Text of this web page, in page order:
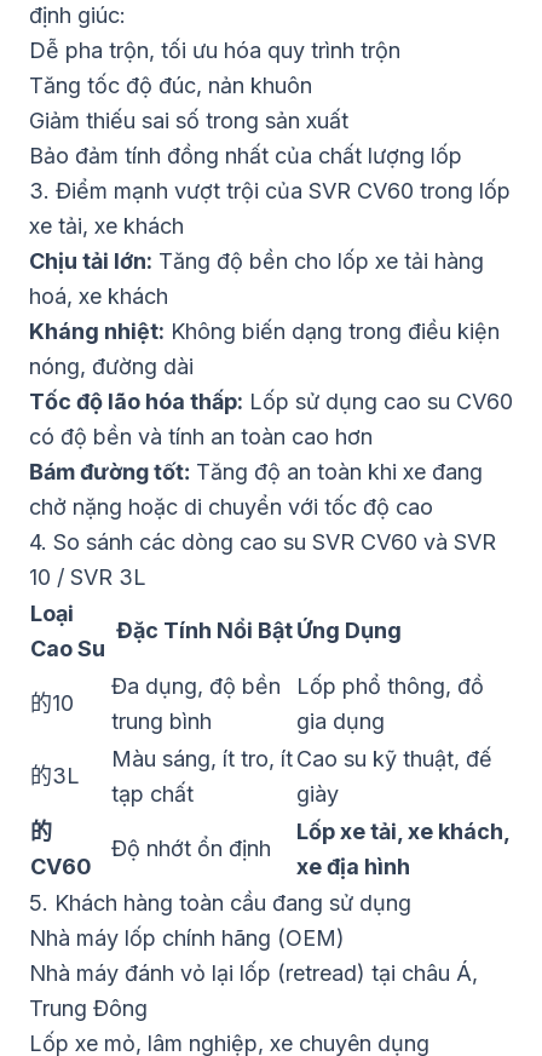
định giúc:
Dễ pha trộn, tối ưu hóa quy trình trộn
Tăng tốc độ đúc, nản khuôn
Giảm thiếu sai số trong sản xuất
Bảo đảm tính đồng nhất của chất lượng lốp
3. Điểm mạnh vượt trội của SVR CV60 trong lốp
xe tải, xe khách
Chịu tải lớn: Tăng độ bền cho lốp xe tải hàng
hoá, xe khách
Kháng nhiệt: Không biến dạng trong điều kiện
nóng, đường dài
Tốc độ lão hóa thấp: Lốp sử dụng cao su CV60
có độ bền và tính an toàn cao hơn
Bám đường tốt: Tăng độ an toàn khi xe đang
chở nặng hoặc di chuyển với tốc độ cao
4. So sánh các dòng cao su SVR CV60 và SVR
10 / SVR 3L
Loại
Cao Su
Đặc Tính Nổi BậtỨng Dụng
的10
Đa dụng, độ bền
trung bình
Lốp phổ thông, đồ
gia dụng
的3L
Màu sáng, ít tro, ít
tạp chất
Cao su kỹ thuật, đế
giày
的
CV60
Độ nhớt ổn định
Lốp xe tải, xe khách,
xe địa hình
5. Khách hàng toàn cầu đang sử dụng
Nhà máy lốp chính hãng (OEM)
Nhà máy đánh vỏ lại lốp (retread) tại châu Á,
Trung Đông
Lốp xe mỏ, lâm nghiệp, xe chuyên dụng